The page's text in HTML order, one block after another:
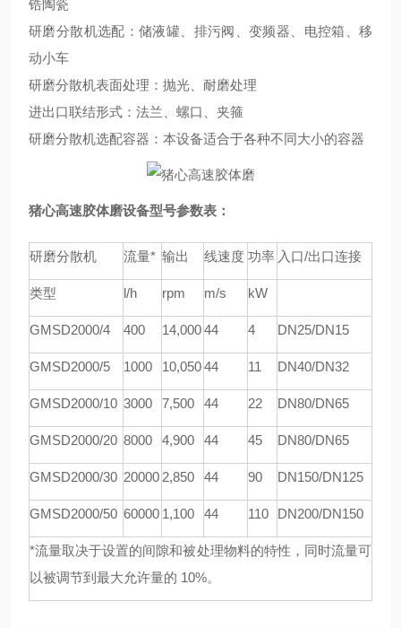
锆陶瓷
研磨分散机选配：储液罐、排污阀、变频器、电控箱、移
动小车
研磨分散机表面处理：抛光、耐磨处理
进出口联结形式：法兰、螺口、夹箍
研磨分散机选配容器：本设备适合于各种不同大小的容器
猪心高速胶体磨设备型号参数表：
研磨分散机 流量* 输出 线速度 功率 入口/出口连接
类型 l/h rpm m/s kW
GMSD2000/4 400 14,00044 4 DN25/DN15
GMSD2000/5 1000 10,05044 11 DN40/DN32
GMSD2000/10 3000 7,500 44 22 DN80/DN65
GMSD2000/20 8000 4,900 44 45 DN80/DN65
GMSD2000/30 20000 2,850 44 90 DN150/DN125
GMSD2000/50 60000 1,100 44 110 DN200/DN150
*流量取决于设置的间隙和被处理物料的特性，同时流量可
以被调节到最大允许量的 10%。